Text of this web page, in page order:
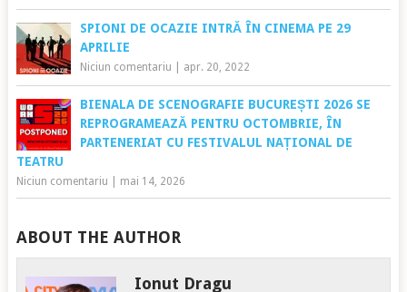
SPIONI DE OCAZIE INTRĂ ÎN CINEMA PE 29
APRILIE
Niciun comentariu apr. 20, 2022
BIENALA DE SCENOGRAFIE BUCUREȘTI 2026 SE
REPROGRAMEAZĂ PENTRU OCTOMBRIE, ÎN
PARTENERIAT CU FESTIVALUL NAȚIONAL DE
TEATRU
Niciun comentariu mai 14, 2026
ABOUT THE AUTHOR
Ionut Dragu